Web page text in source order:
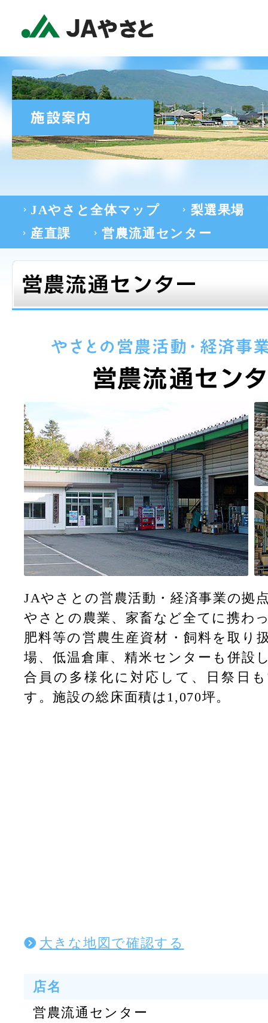
JAやさと全体マップ
梨選果場
産直課
営農流通センター
JAやさとの営農活動・経済事業の拠
やさとの農業、家畜など全てに携わ
肥料等の営農生産資材・飼料を取り
場、低温倉庫、精米センターも併設
合員の多様化に対応して、日祭日
す。施設の総床面積は1,070坪。
大きな地図で確認する
店名
営農流通センター